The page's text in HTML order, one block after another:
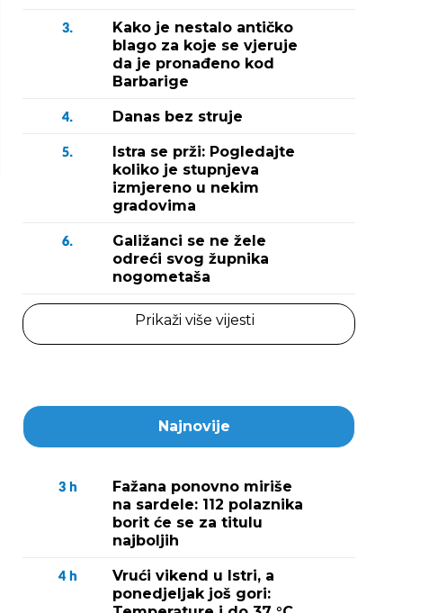
3.
Kako je nestalo antičko
blago za koje se vjeruje
da je pronađeno kod
Barbarige
4. Danas bez struje
5.
Istra se prži: Pogledajte
koliko je stupnjeva
izmjereno u nekim
gradovima
6.
Galižanci se ne žele
odreći svog župnika
nogometaša
Prikaži više vijesti
Najnovije
3 h
Fažana ponovno miriše
na sardele: 112 polaznika
borit će se za titulu
najboljih
4 h
Vrući vikend u Istri, a
ponedjeljak još gori: